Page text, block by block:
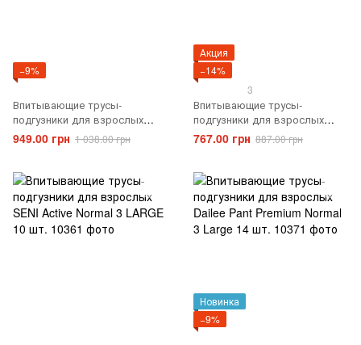
−9%
Впитывающие трусы-
подгузники для взрослых
SENI Active Normal 3 LARGE
30 шт.
949.00 грн 1 038.00 грн
Акция
−14%
3
Впитывающие трусы-
подгузники для взрослых
Tena Pants Normal 3 Large 30
шт.
767.00 грн 887.00 грн
Новинка
−9%